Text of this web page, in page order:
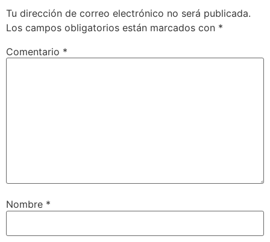
Tu dirección de correo electrónico no será publicada.
Los campos obligatorios están marcados con *
Comentario *
Nombre *